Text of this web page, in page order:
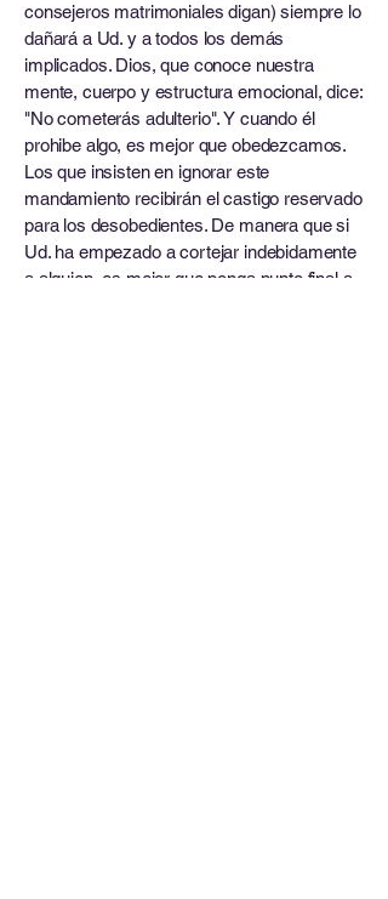
consejeros matrimoniales digan) siempre lo
dañará a Ud. y a todos los demás
implicados. Dios, que conoce nuestra
mente, cuerpo y estructura emocional, dice:
"No cometerás adulterio". Y cuando él
prohibe algo, es mejor que obedezcamos.
Los que insisten en ignorar este
mandamiento recibirán el castigo reservado
para los desobedientes. De manera que si
Ud. ha empezado a cortejar indebidamente
a alguien, es mejor que ponga punto final a